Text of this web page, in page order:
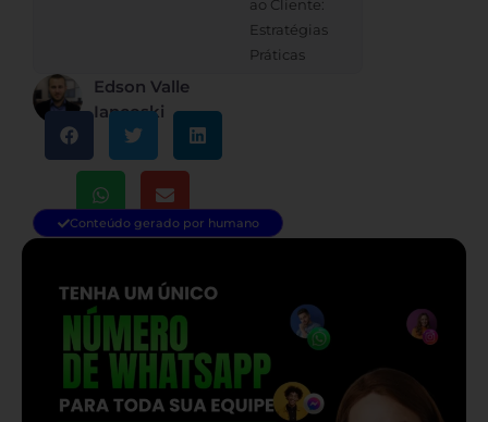
ao Cliente:
Estratégias
Práticas
Edson Valle
Iancoski
Conteúdo gerado por humano